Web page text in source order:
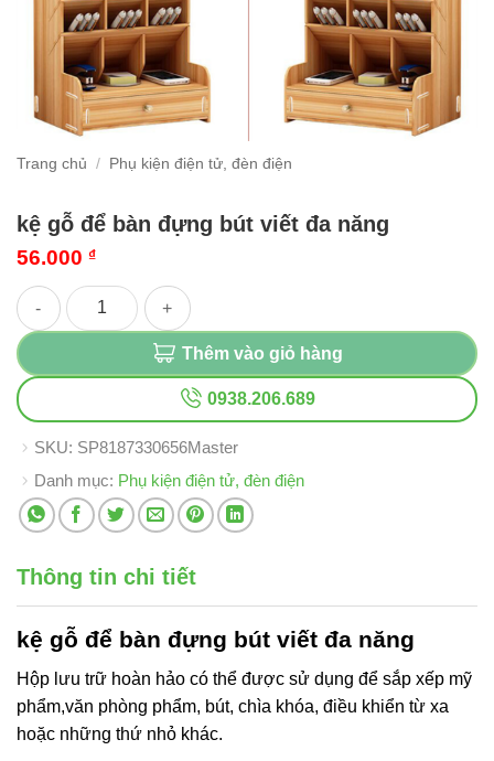
Trang chủ / Phụ kiện điện tử, đèn điện
kệ gỗ để bàn đựng bút viết đa năng
56.000 ₫
kệ gỗ để bàn đựng bút viết đa năng số lượng
Thêm vào giỏ hàng
0938.206.689
SKU: SP8187330656Master
Danh mục: Phụ kiện điện tử, đèn điện
Thông tin chi tiết
kệ gỗ để bàn đựng bút viết đa năng
Hộp lưu trữ hoàn hảo có thể được sử dụng để sắp xếp mỹ
phẩm,văn phòng phẩm, bút, chìa khóa, điều khiển từ xa
hoặc những thứ nhỏ khác.